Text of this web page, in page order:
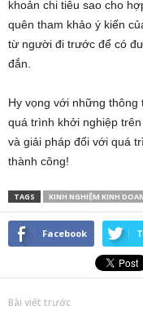
khoản chi tiêu sao cho
quên tham khảo ý kiến
từ người đi trước để có
đắn.
Hy vọng với những thông
quá trình khởi nghiệp
và giải pháp đối với quá
thành công!
TAGS KINH NGHIỆM KINH
Facebook
Bài viết trước